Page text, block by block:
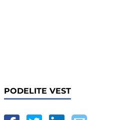
PODELITE VEST